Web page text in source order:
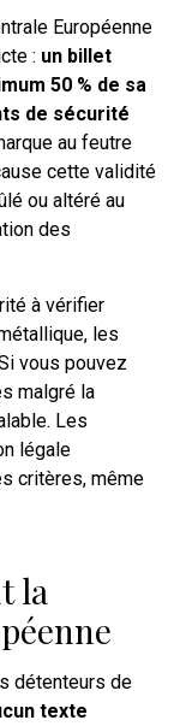
Européenne
: un billet
50 % de sa
de sécurité
au feutre
cette validité
ou altéré au
des
à vérifier
les
vous pouvez
malgré la
Les
légale
critères, même
la
détenteurs de
texte